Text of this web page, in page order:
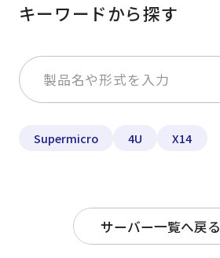
キーワードから探す
Supermicro 4U X14
サーバー一覧へ戻る